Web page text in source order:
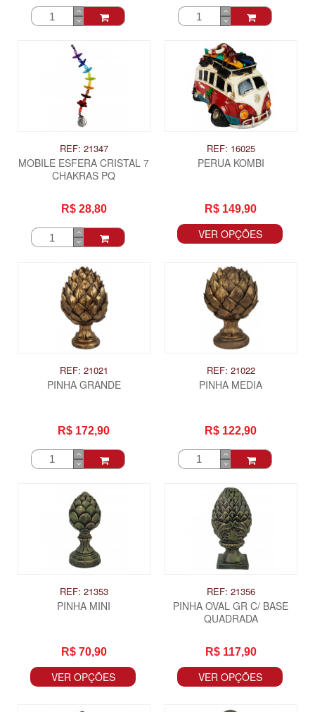
REF: 21347
MOBILE ESFERA CRISTAL 7
CHAKRAS PQ
R$ 28,80
REF: 16025
PERUA KOMBI
R$ 149,90
VER OPÇÕES
REF: 21021
PINHA GRANDE
R$ 172,90
REF: 21022
PINHA MEDIA
R$ 122,90
REF: 21353
PINHA MINI
R$ 70,90
VER OPÇÕES
REF: 21356
PINHA OVAL GR C/ BASE
QUADRADA
R$ 117,90
VER OPÇÕES